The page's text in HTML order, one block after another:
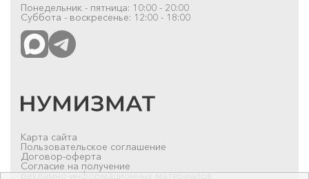
Понедельник - пятница: 10:00 - 20:00
Суббота - воскресенье: 12:00 - 18:00
Карта сайта
Пользовательское соглашение
Договор-оферта
Согласие на получение
рекламно-информационных материалов